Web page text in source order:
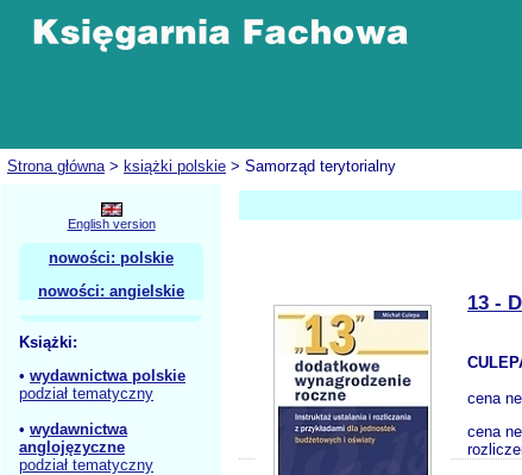
Strona główna> książki polskie > Samorząd terytorialny
English version
nowości: polskie
nowości: angielskie
Książki:
• wydawnictwa polskie
podział tematyczny
• wydawnictwa
anglojęzyczne
podział tematyczny
13 -
cena
cena